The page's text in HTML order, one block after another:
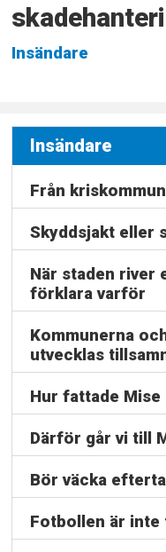
Insändare
Insändare
Från
Skyddsjakt eller
När staden river
förklara varför
Kommunerna
utvecklas
Hur fattade
Därför går vi till
Bör väcka
Fotbollen är inte